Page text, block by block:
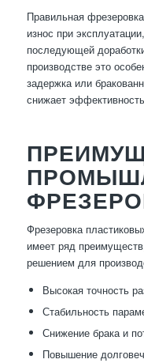
Правильная
износ при
последующей
производстве это
задержка или
снижает
Фрезеровка
имеет ряд
решением для
Высокая точность
Стабильность
Снижение брака и
Повышение